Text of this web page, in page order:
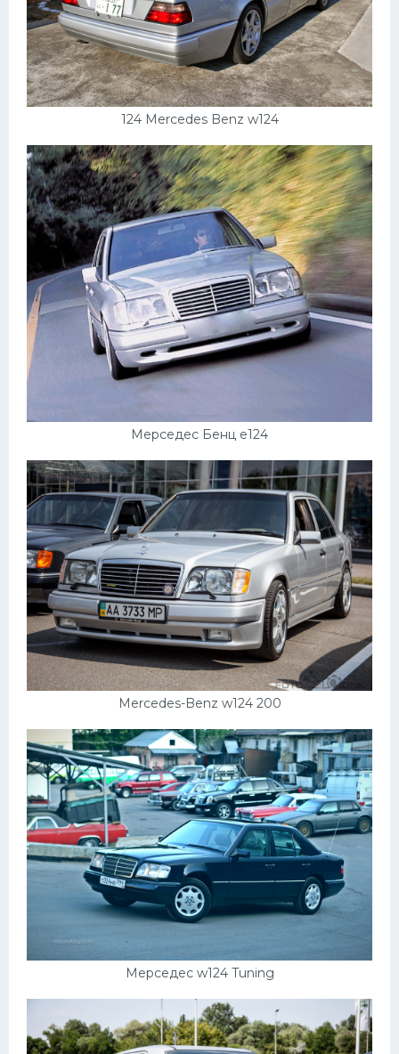
124 Mercedes Benz w124
Мерседес Бенц е124
Mercedes-Benz w124 200
Мерседес w124 Tuning